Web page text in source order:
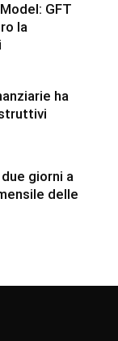
GFT
la
ha
giorni a
delle